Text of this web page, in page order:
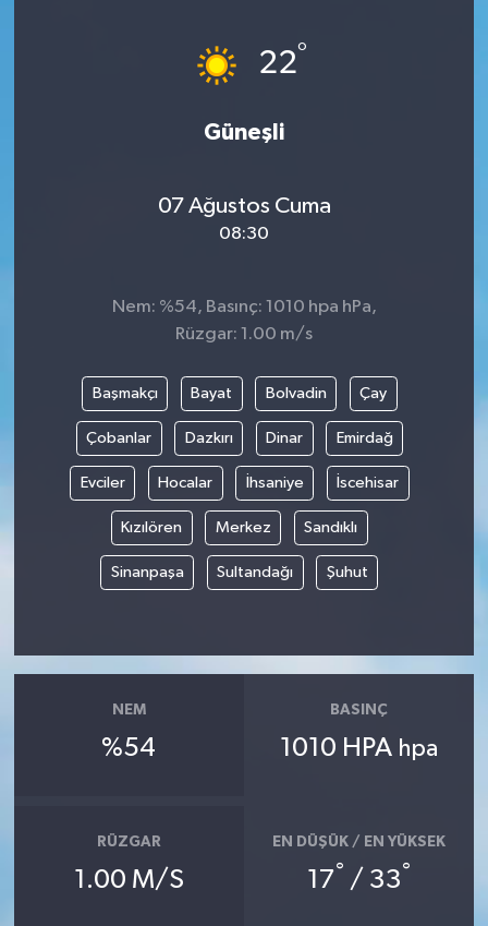
22°
Güneşli
07 Ağustos Cuma
08:30
Nem: %54, Basınç: 1010 hpa hPa,
Rüzgar: 1.00 m/s
Başmakçı Bayat Bolvadin Çay
Çobanlar Dazkırı Dinar Emirdağ
Evciler Hocalar İhsaniye İscehisar
Kızılören Merkez Sandıklı
Sinanpaşa Sultandağı Şuhut
NEM
%54
BASINÇ
1010 HPA hpa
RÜZGAR
1.00 M/S
EN DÜŞÜK / EN YÜKSEK
17° / 33°
Akhisar Emlak
Etiketler
Yaşam
Kadın
Teknoloji
Yerel Haber
Akhisar Emlak